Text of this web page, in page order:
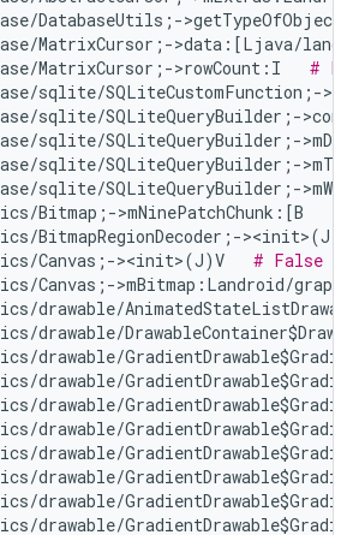
DatabaseUtils;-
MatrixCursor;->data:[Ljava/
MatrixCursor;->rowCount:I #
sqlite/
sqlite/SQLiteQueryBuilder;-
sqlite/SQLiteQueryBuilder;-
sqlite/SQLiteQueryBuilder;-
sqlite/SQLiteQueryBuilder;-
Bitmap;->mNinePatchChunk:[B
BitmapRegionDecoder;-
Canvas;-><init>(J)V # False
Canvas;->mBitmap:Landroid/
drawable/
drawable/
drawable/
drawable/
drawable/
drawable/
drawable/
drawable/
drawable/
drawable/